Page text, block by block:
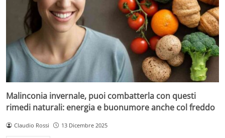
Malinconia invernale, puoi combatterla con questi
rimedi naturali: energia e buonumore anche col freddo
Claudio Rossi 13 Dicembre 2025